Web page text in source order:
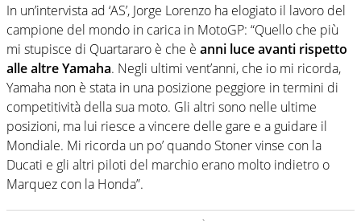
In un’intervista ad ‘AS’, Jorge Lorenzo ha elogiato il lavoro del
campione del mondo in carica in MotoGP: “Quello che più
mi stupisce di Quartararo è che è anni luce avanti rispetto
alle altre Yamaha. Negli ultimi vent’anni, che io mi ricorda,
Yamaha non è stata in una posizione peggiore in termini di
competitività della sua moto. Gli altri sono nelle ultime
posizioni, ma lui riesce a vincere delle gare e a guidare il
Mondiale. Mi ricorda un po’ quando Stoner vinse con la
Ducati e gli altri piloti del marchio erano molto indietro o
Marquez con la Honda”.